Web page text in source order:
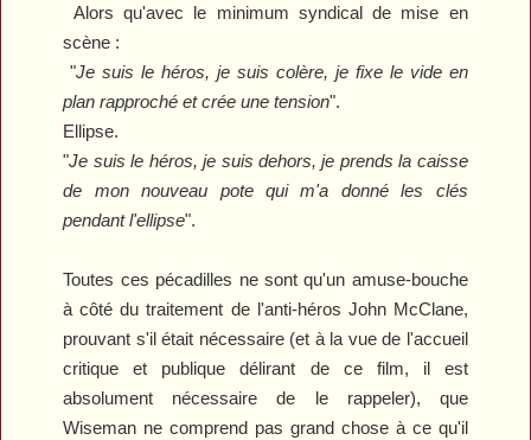
Alors qu'avec le minimum syndical de mise en
scène :
"Je suis le héros, je suis colère, je fixe le vide en
plan rapproché et crée une tension".
Ellipse.
"Je suis le héros, je suis dehors, je prends la caisse
de mon nouveau pote qui m'a donné les clés
pendant l'ellipse".
Toutes ces pécadilles ne sont qu'un amuse-bouche
à côté du traitement de l'anti-héros John McClane,
prouvant s'il était nécessaire (et à la vue de l'accueil
critique et publique délirant de ce film, il est
absolument nécessaire de le rappeler), que
Wiseman ne comprend pas grand chose à ce qu'il